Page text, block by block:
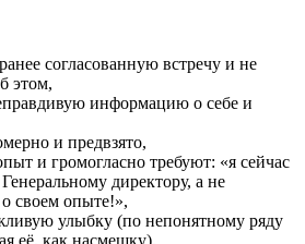
согласованную встречу и не
этом,
информацию о себе и
и предвзято,
и громогласно требуют: «я сейчас
директору, а не
о своем опыте!»,
улыбку (по непонятному ряду
её, как насмешку),